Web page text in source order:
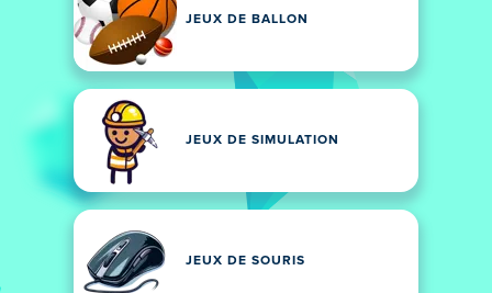
JEUX DE BALLON
JEUX DE SIMULATION
JEUX DE SOURIS